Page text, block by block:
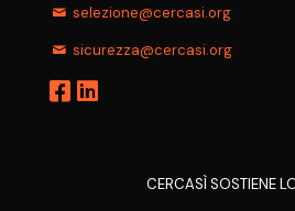
selezione@cercasi.org
sicurezza@cercasi.org
CERCASÌ SOSTIENE